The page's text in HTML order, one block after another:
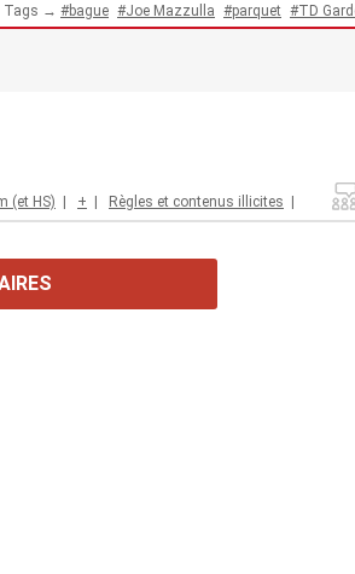
Tags → bague Joe Mazzulla parquet TD
(et HS) | + | Règles et contenus illicites |